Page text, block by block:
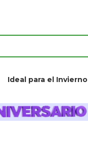
Ideal para el Invierno